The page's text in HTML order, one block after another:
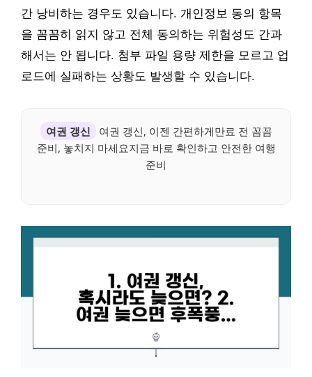
간 낭비하는 경우도 있습니다. 개인정보 동의 항목
을 꼼꼼히 읽지 않고 전체 동의하는 위험성도 간과
해서는 안 됩니다. 첨부 파일 용량 제한을 모르고 업
로드에 실패하는 상황도 발생할 수 있습니다.
여권 갱신
여권 갱신, 이젠 간편하게만료 전 꼼꼼
준비, 놓치지 마세요지금 바로 확인하고 안전한 여행
준비